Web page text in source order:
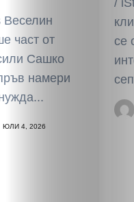
Култура
Светско
Крими
Веселин
част от
Сашко
намери
ЮЛИ 4, 2026
/
се